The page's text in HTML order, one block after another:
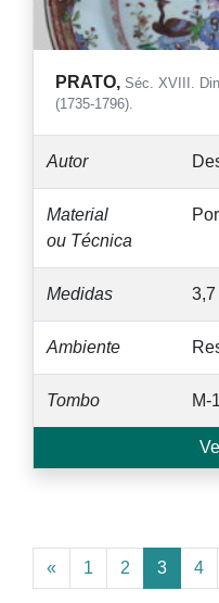
PRATO, Séc. XVIII.
(1735-1796).
Autor
Material
ou Técnica
Medidas 3,7
Ambiente
Tombo M-
« 1 2 3 4